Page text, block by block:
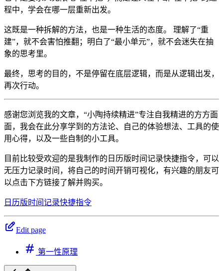
程中，学会在哪一层重新出发。
这既是一种拆解的方法，也是一种生活的态度。 理解了“重
建”，就不会害怕推翻；明白了“最小单元”，就不会迷失在抽
象的思考里。
最终，思考的目的，不是停留在底层逻辑，而是从逻辑出发，
再次行动。
感谢您浏览我的文章，“小陶持续精进”专注自我精进的方方面
面，我会在此分享学到的方法论、自己的体验想法、工具的使
用心得，以及一些自制的小工具。
目前比较受欢迎的是我制作的日历版时间记录快捷指令，可以
无压力记录时间，将自己的时间开销可视化，有兴趣的朋友可
以点击下方链接了解并购买。
日历版时间记录快捷指令
Edit page
第一性原理